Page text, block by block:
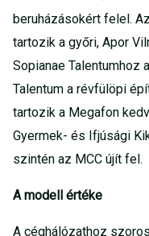
beruházásokért felel.
tartozik a győri, Apor
Sopianae
Talentum a révfülöpi
tartozik a Megafon
Gyermek- és Ifjúsági
szintén az MCC újít fel.
A modell értéke
A céghálózathoz